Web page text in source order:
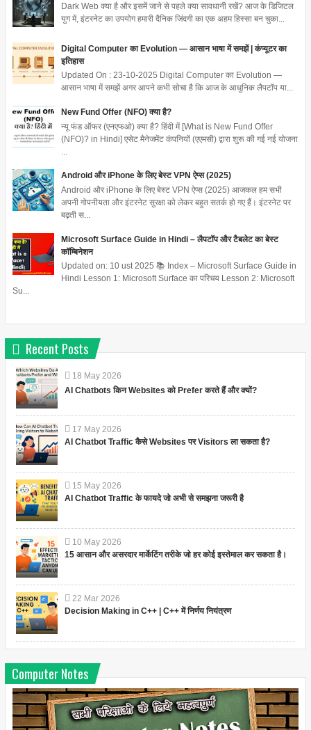
Dark Web क्या है और इसमें जाने से पहले क्या सावधानी रखें? आज के डिजिटल
युग में, इंटरनेट का उपयोग हमारी दैनिक जिंदगी का एक अहम हिस्सा बन चुका...
Digital Computer का Evolution — आसान भाषा में समझें | कंप्यूटर का
इतिहास
Updated On : 23-10-2025 Digital Computer का Evolution —
आसान भाषा में समझें अगर आपने कभी सोचा है कि आज के आधुनिक लैपटॉप या...
New Fund Offer (NFO) क्या है?
न्यू फंड ऑफर (एनएफओ) क्या है? हिंदी में [What is New Fund Offer
(NFO)? in Hindi] एसेट मैनेजमेंट कंपनियों (एएमसी) द्वारा शुरू की गई नई योजना
Android और iPhone के लिए बेस्ट VPN ऐप्स (2025)
Android और iPhone के लिए बेस्ट VPN ऐप्स (2025) आजकल हम सभी
अपनी गोपनीयता और इंटरनेट सुरक्षा को लेकर बहुत सतर्क हो गए हैं। इंटरनेट पर
बढ़ती स...
Microsoft Surface Guide in Hindi – लैपटॉप और टैबलेट का बेस्ट
कॉम्बिनेशन
Updated on: 10 ust 2025 📚 Index – Microsoft Surface Guide in
Hindi Lesson 1: Microsoft Surface का परिचय Lesson 2: Microsoft
Su...
Recent Posts
18 May 2026
AI Chatbots किन Websites को Prefer करते हैं और क्यों?
17 May 2026
AI Chatbot Traffic कैसे Websites पर Visitors ला सकता है?
15 May 2026
AI Chatbot Traffic के फायदे जो अभी से समझना जरूरी है
10 May 2026
15 आसान और असरदार मार्केटिंग तरीके जो हर कोई इस्तेमाल कर सकता है।
22 Mar 2026
Decision Making in C++ | C++ में निर्णय नियंत्रण
Computer Notes